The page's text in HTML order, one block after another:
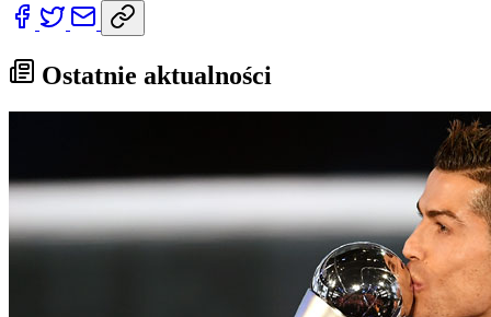
Ostatnie aktualności